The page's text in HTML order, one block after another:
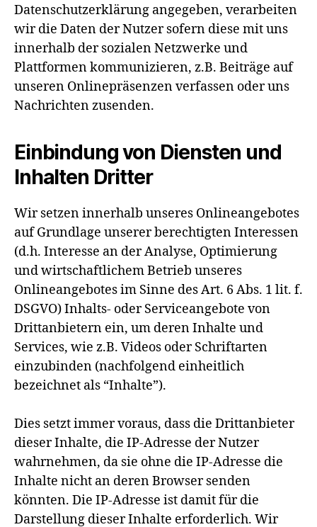
Datenschutzerklärung angegeben, verarbeiten
wir die Daten der Nutzer sofern diese mit uns
innerhalb der sozialen Netzwerke und
Plattformen kommunizieren, z.B. Beiträge auf
unseren Onlinepräsenzen verfassen oder uns
Nachrichten zusenden.
Einbindung von Diensten und
Inhalten Dritter
Wir setzen innerhalb unseres Onlineangebotes
auf Grundlage unserer berechtigten Interessen
(d.h. Interesse an der Analyse, Optimierung
und wirtschaftlichem Betrieb unseres
Onlineangebotes im Sinne des Art. 6 Abs. 1 lit. f.
DSGVO) Inhalts- oder Serviceangebote von
Drittanbietern ein, um deren Inhalte und
Services, wie z.B. Videos oder Schriftarten
einzubinden (nachfolgend einheitlich
bezeichnet als “Inhalte”).
Dies setzt immer voraus, dass die Drittanbieter
dieser Inhalte, die IP-Adresse der Nutzer
wahrnehmen, da sie ohne die IP-Adresse die
Inhalte nicht an deren Browser senden
könnten. Die IP-Adresse ist damit für die
Darstellung dieser Inhalte erforderlich. Wir